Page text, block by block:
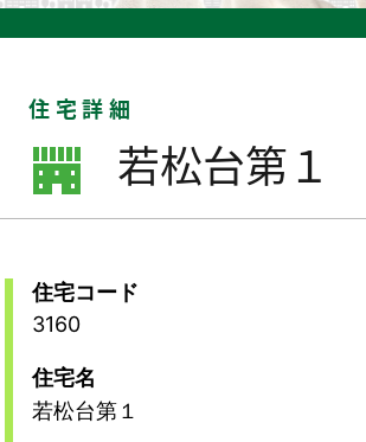
各種申請書類ダウンロード
住宅詳細
若松台第１
住宅コード
3160
住宅名
若松台第１